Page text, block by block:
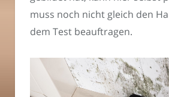
muss noch nicht gleich den
dem Test beauftragen.